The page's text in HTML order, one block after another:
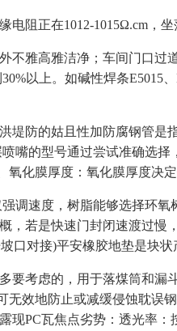
正在1012-1015Ω.cm，坐
雅高雅洁净；车间门口过
以上。如碱性焊条
防的姑且性加防腐钢管是
嘴的型号通过尝试准确选
化膜厚度：氧化膜厚度决
速度，树脂能够选择环氧
若是快速门封闭速渡过
口对接)平安橡胶地垫是块状
考虑的，用于落煤筒和漏
效地防止或减缓侵蚀耽
PC瓦焦点劣势：透光率